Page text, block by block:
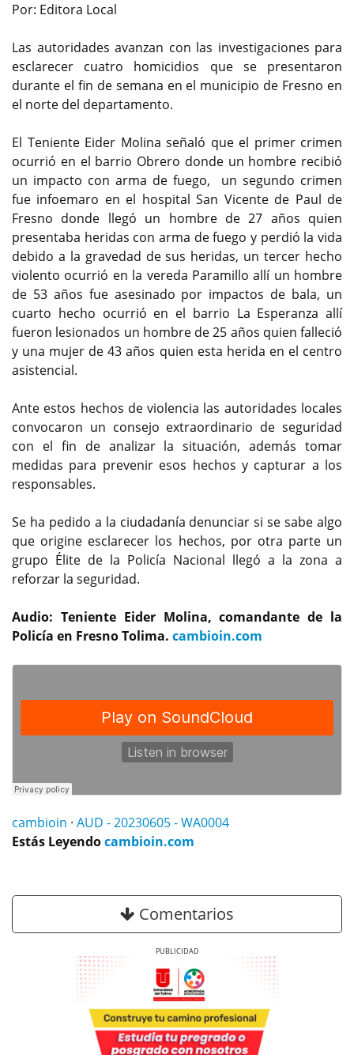
Por: Editora Local
Las autoridades avanzan con las investigaciones para
esclarecer cuatro homicidios que se presentaron
durante el fin de semana en el municipio de Fresno en
el norte del departamento.
El Teniente Eider Molina señaló que el primer crimen
ocurrió en el barrio Obrero donde un hombre recibió
un impacto con arma de fuego, un segundo crimen
fue infoemaro en el hospital San Vicente de Paul de
Fresno donde llegó un hombre de 27 años quien
presentaba heridas con arma de fuego y perdió la vida
debido a la gravedad de sus heridas, un tercer hecho
violento ocurrió en la vereda Paramillo allí un hombre
de 53 años fue asesinado por impactos de bala, un
cuarto hecho ocurrió en el barrio La Esperanza allí
fueron lesionados un hombre de 25 años quien falleció
y una mujer de 43 años quien esta herida en el centro
asistencial.
Ante estos hechos de violencia las autoridades locales
convocaron un consejo extraordinario de seguridad
con el fin de analizar la situación, además tomar
medidas para prevenir esos hechos y capturar a los
responsables.
Se ha pedido a la ciudadanía denunciar si se sabe algo
que origine esclarecer los hechos, por otra parte un
grupo Élite de la Policía Nacional llegó a la zona a
reforzar la seguridad.
Audio: Teniente Eider Molina, comandante de la
Policía en Fresno Tolima. cambioin.com
cambioin · AUD - 20230605 - WA0004
Estás Leyendocambioin.com
Comentarios